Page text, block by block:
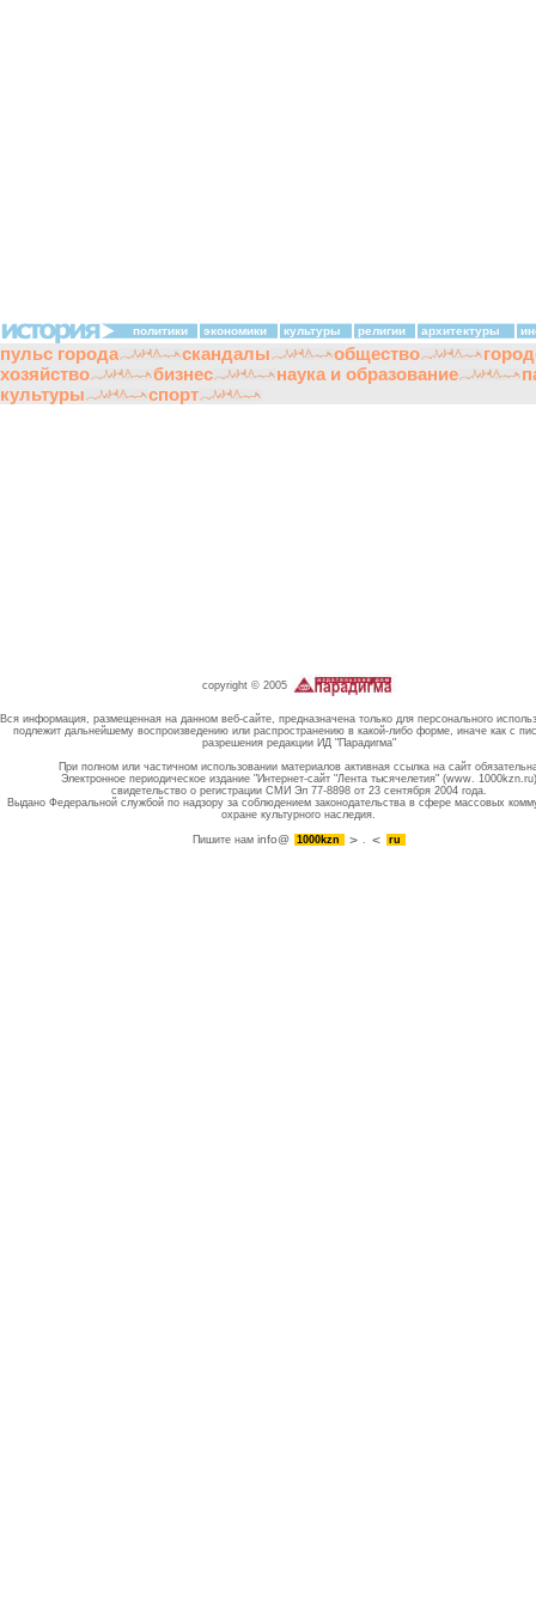
политики экономики культуры религии архитектуры
пульс города скандалы общество
хозяйство
бизнес наука и образование
культуры
спорт
copyright © 2005
Вся информация, размещенная на данном веб-сайте, предназначена только для персонального
подлежит дальнейшему воспроизведению или распространению в какой-либо форме, иначе как с
разрешения редакции ИД "Парадигма"
При полном или частичном использовании материалов активная ссылка на сайт
Электронное периодическое издание "Интернет-сайт "Лента тысячелетия" (www. 1000kzn.ru)
свидетельство о регистрации СМИ Эл 77-8898 от 23 сентября 2004 года.
Выдано Федеральной службой по надзору за соблюдением законодательства в сфере массовых
охране культурного наследия.
Пишите намinfo@ 1000kzn . ru